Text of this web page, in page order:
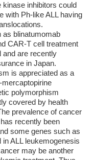
kinase inhibitors could
with Ph-like ALL having
as blinatumomab
CAR-T cell treatment
and are recently
in Japan.
is appreciated as a
polymorphism
covered by health
prevalence of cancer
recently been
some genes such as
ALL leukemogenesis
may be another